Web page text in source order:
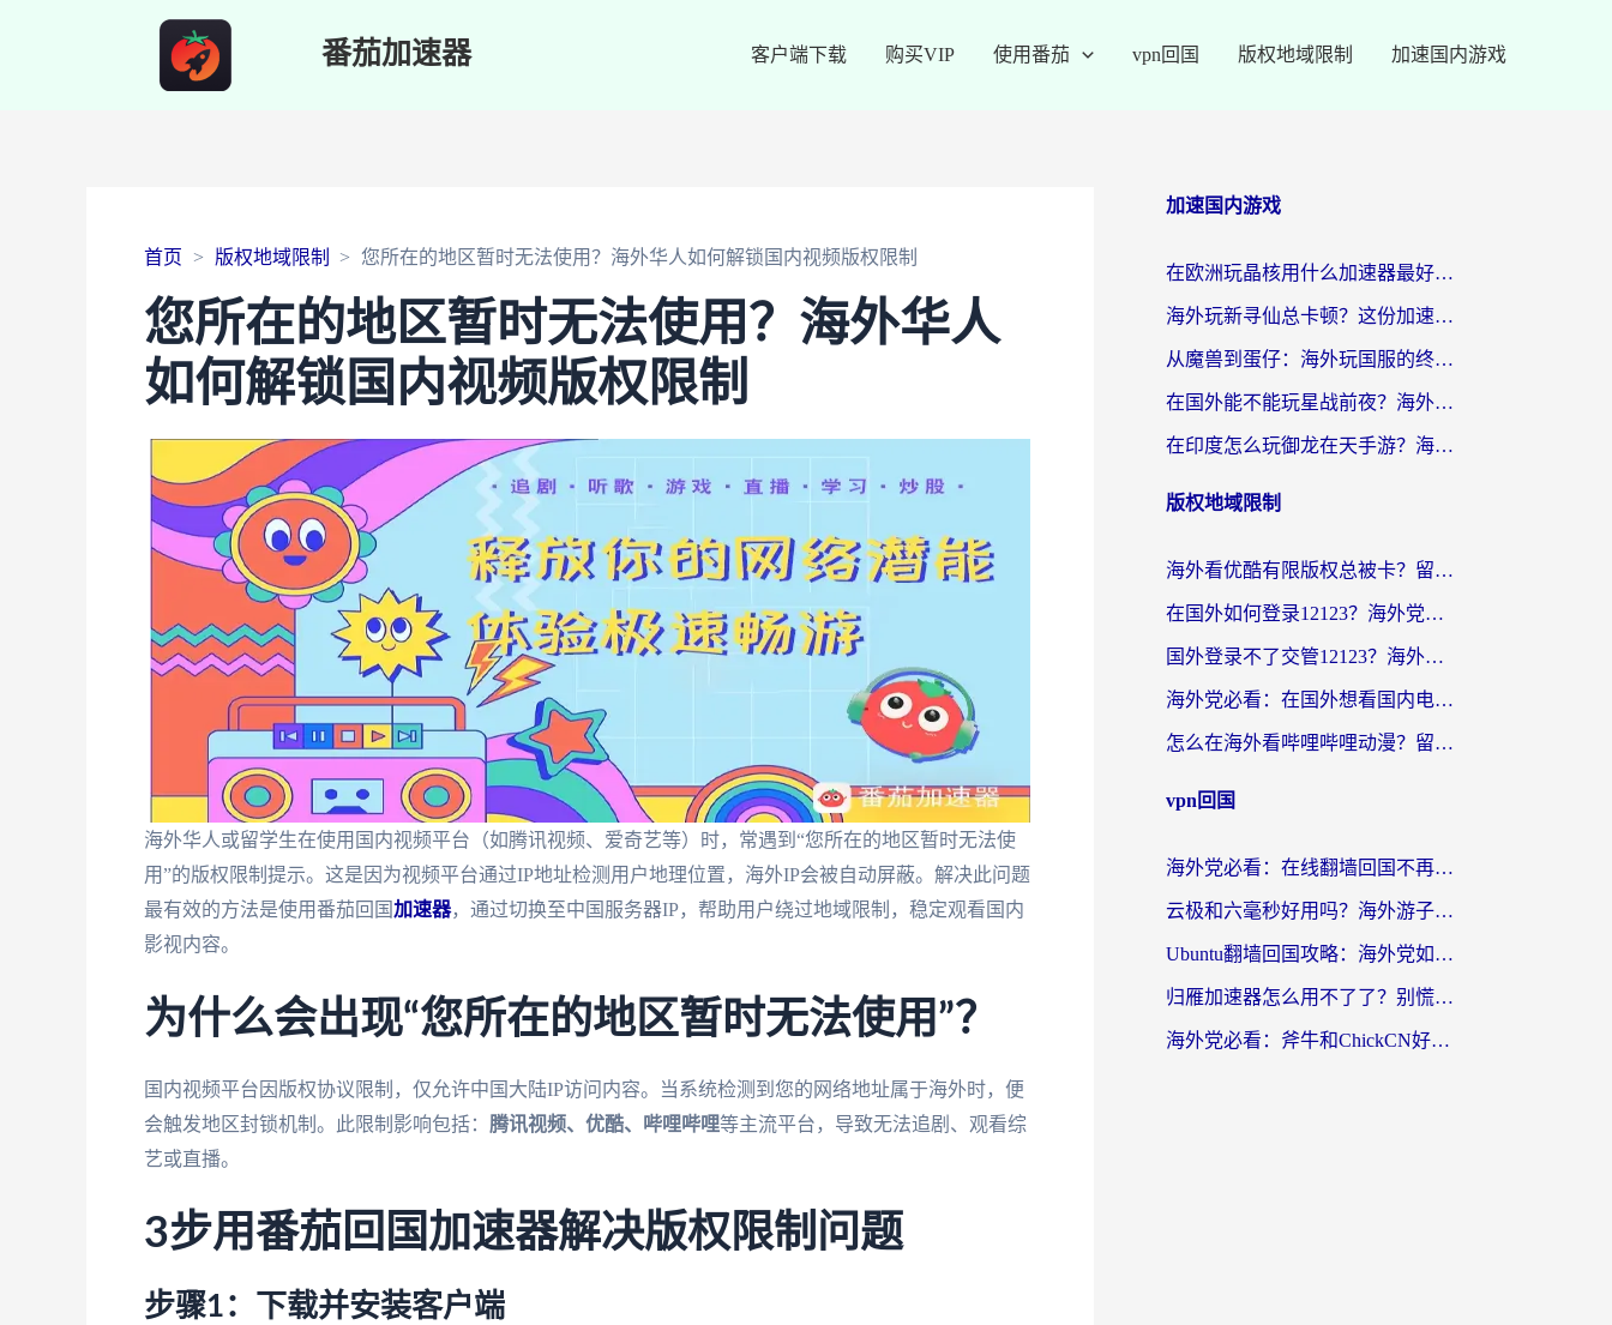
番茄加速器 客户端下载 购买VIP 使用番茄 vpn回国 版权地域限制 加速国内游戏
首页 版权地域限制 您所在的地区暂时无法使用？海外华人如何解锁国内视频版权限制
您所在的地区暂时无法使用？海外华人
如何解锁国内视频版权限制
海外华人或留学生在使用国内视频平台（如腾讯视频、爱奇艺等）时，常遇到“您所在的地区暂时无法使
用”的版权限制提示。这是因为视频平台通过IP地址检测用户地理位置，海外IP会被自动屏蔽。解决此问题
最有效的方法是使用番茄回国加速器，通过切换至中国服务器IP，帮助用户绕过地域限制，稳定观看国内
影视内容。
为什么会出现“您所在的地区暂时无法使用”？
国内视频平台因版权协议限制，仅允许中国大陆IP访问内容。当系统检测到您的网络地址属于海外时，便
会触发地区封锁机制。此限制影响包括： 腾讯视频、优酷、哔哩哔哩等主流平台，导致无法追剧、观看综
艺或直播。
3步用番茄回国加速器解决版权限制问题
步骤1：下载并安装客户端
加速国内游戏
在欧洲玩晶核用什么加速器最好呢？一个老玩家的真心话
海外玩新寻仙总卡顿？这份加速器选择指南让你秒回国服流畅体验
从魔兽到蛋仔：海外玩国服的终极加速指南，找到你的专属高速通道
在国外能不能玩星战前夜？海外党国服游戏不卡顿的秘密武器在这里
在印度怎么玩御龙在天手游？海外党畅玩国服的终极生存指南
版权地域限制
海外看优酷有限版权总被卡？留学生亲测有效的回国加速器选择指南
在国外如何登录12123？海外党必备的回国加速实用指南
国外登录不了交管12123？海外华人亲测有效的回国加速器选择指南
海外党必看：在国外想看国内电视剧用什么软件？3步解决地域限制
怎么在海外看哔哩哔哩动漫？留学生亲测有效的回国加速方案
vpn回国
海外党必看：在线翻墙回国不再难！教你选对加速器无缝刷国内资源
云极和六毫秒好用吗？海外游子解锁国内资源的真实答案
Ubuntu翻墙回国攻略：海外党如何选对加速器，无缝刷国内剧玩游戏？
归雁加速器怎么用不了了？别慌，这篇指南教你如何丝滑“回家”
海外党必看：斧牛和ChickCN好用吗？3款热门加速器实测+番茄加速器深度体验